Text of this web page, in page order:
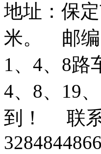
地址：保
米。 邮编
1、4、8路
4、8、19
到！ 联系